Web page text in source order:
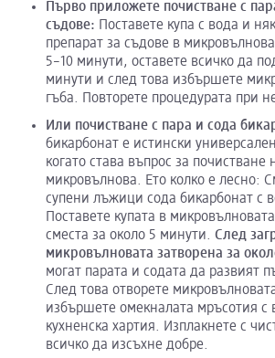
Първо приложете почистване с
съдове: Поставете купа с вода и
препарат за съдове в
5–10 минути, оставете всичко да
минути и след това избършете
гъба. Повторете процедурата при
Или почистване с пара и сода
бикарбонат е истински
когато става въпрос за почистване
микровълнова. Ето колко е лесно:
супени лъжици сода бикарбонат с
Поставете купата в
сместа за около 5 минути. След
микровълновата затворена за
могат парата и содата да развият
След това отворете
избършете омекналата мръсотия с
кухненска хартия. Изплакнете с
всичко да изсъхне добре.